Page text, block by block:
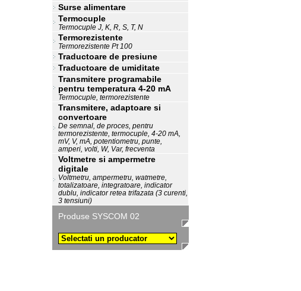
Surse alimentare
Termocuple
Termocuple J, K, R, S, T, N
Termorezistente
Termorezistente Pt 100
Traductoare de presiune
Traductoare de umiditate
Transmitere programabile
pentru temperatura 4-20 mA
Termocuple, termorezistente
Transmitere, adaptoare si
convertoare
De semnal, de proces, pentru
termorezistente, termocuple, 4-20 mA,
mV, V, mA, potentiometru, punte,
amperi, volti, W, Var, frecventa
Voltmetre si ampermetre
digitale
Voltmetru, ampermetru, watmetre,
totalizatoare, integratoare, indicator
dublu, indicator retea trifazata (3 curenti,
3 tensiuni)
Produse SYSCOM 02